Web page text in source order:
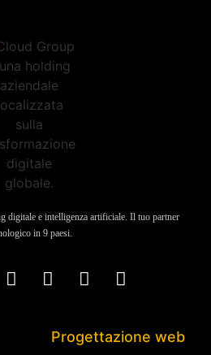
digitale e intelligenza artificiale. Il tuo partner
in 9 paesi.
Progettazione web